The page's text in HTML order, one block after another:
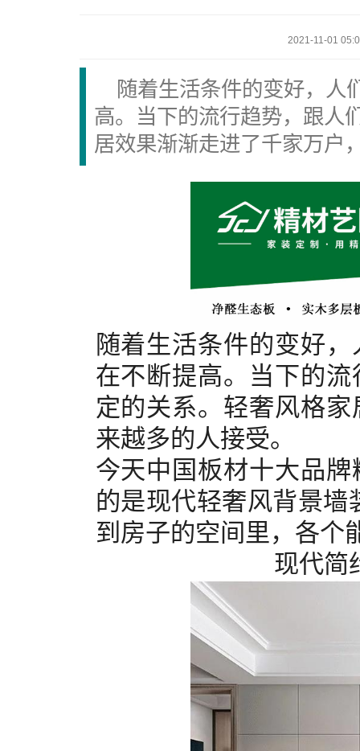
2021-11-01
随着生活条件的变好，人
高。当下的流行趋势，跟人
居效果渐渐走进了千家万户
随着生活条件的变好
在不断提高。当下的
定的关系。轻奢风格
来越多的人接受。
今天中国 板材十大品牌
的是现代轻奢风背景
到房子的空间里，各个
现代简